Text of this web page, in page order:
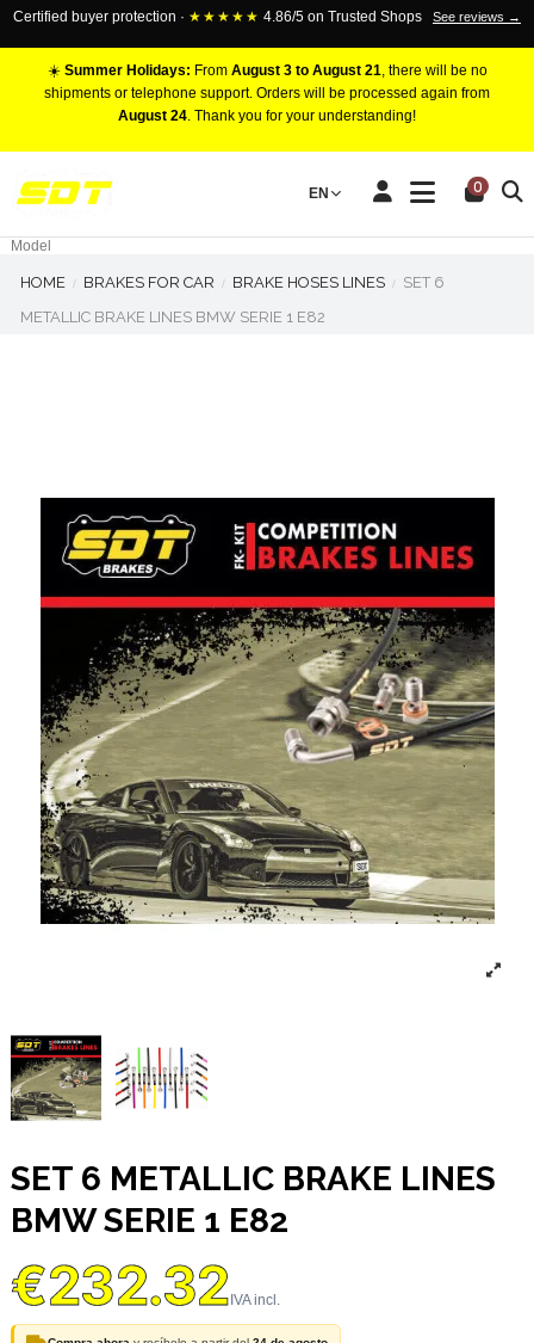
Certified buyer protection · ★★★★★ 4.86/5 on Trusted Shops See reviews →
☀️ Summer Holidays: From August 3 to August 21, there will be no
shipments or telephone support. Orders will be processed again from
August 24. Thank you for your understanding!
EN 0
RACING BRAKE CALIPERS
Marca
Model
HOME BRAKES FOR CAR BRAKE HOSES LINES
SET 6
METALLIC BRAKE LINES BMW SERIE 1 E82
SET 6 METALLIC BRAKE LINES
BMW SERIE 1 E82
€232.32